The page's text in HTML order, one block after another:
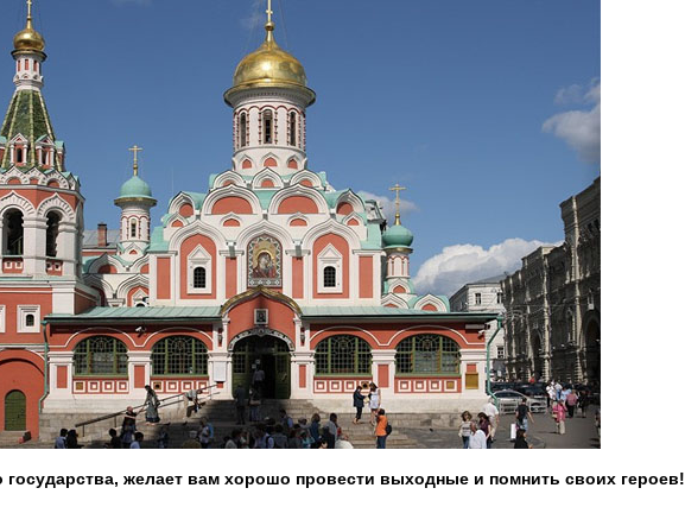
государства, желает вам хорошо провести выходные и помнить своих героев!